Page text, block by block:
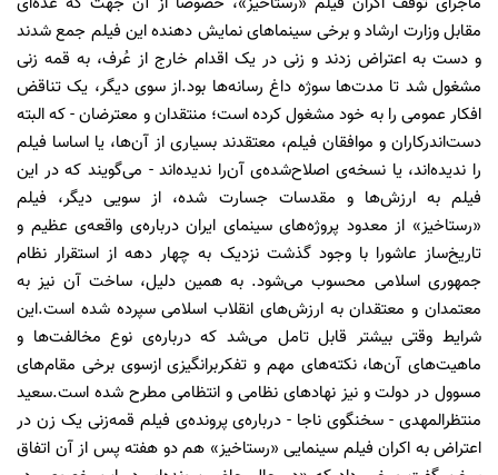
مقابل وزارت ارشاد و برخی سینماهای نمایش دهنده این فیلم جمع شدند
و دست به اعتراض زدند و زنی در یک اقدام خارج از عُرف، به قمه زنی
مشغول شد تا مدت‌ها سوژه‌ داغ رسانه‌ها بود.از سوی دیگر، یک تناقض
افکار عمومی را به خود مشغول کرده است؛ منتقدان و معترضان - که البته
دست‌اندرکاران و موافقان فیلم، معتقدند بسیاری از آن‌ها، یا اساسا فیلم
را ندیده‌اند، یا نسخه‌ی اصلاح‌شده‌ی آن‌را ندیده‌اند - می‌گویند که در این
فیلم به ارزش‌ها و مقدسات جسارت شده، از سویی دیگر، فیلم
«رستاخیز» از معدود پروژه‌های سینمای ایران درباره‌ی واقعه‌ی عظیم و
تاریخ‌ساز عاشورا با وجود گذشت نزدیک به چهار دهه از استقرار نظام
جمهوری اسلامی محسوب می‌شود. به همین دلیل، ساخت آن نیز به
معتمدان و معتقدان به ارزش‌های انقلاب اسلامی سپرده شده است.این
شرایط وقتی بیشتر قابل‌ تامل‌ می‌شد که درباره‌ی نوع مخالفت‌ها و
ماهیت‌های آن‌ها، نکته‌های مهم و تفکربرانگیزی ازسوی برخی مقام‌های
مسوول در دولت و نیز نهادهای نظامی و انتظامی مطرح شده است.سعید
منتظرالمهدی - سخنگوی ناجا - درباره‌ی پرونده‌ی فیلم قمه‌زنی یک زن در
اعتراض به اکران فیلم سینمایی «رستاخیز» هم دو هفته پس از آن اتفاق